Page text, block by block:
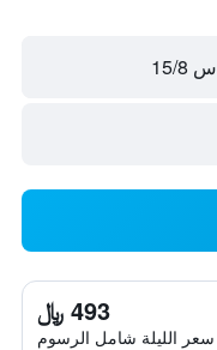
س 15/8
493 ﷼
سعر الليلة شامل الرسوم